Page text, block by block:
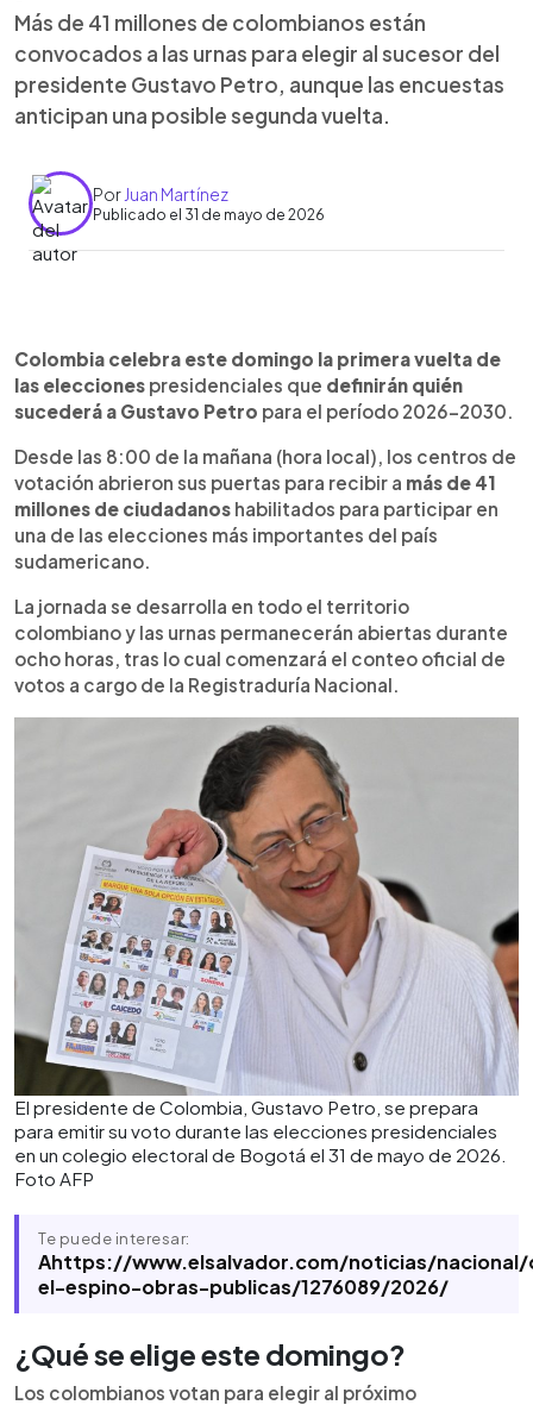
Más de 41 millones de colombianos están
convocados a las urnas para elegir al sucesor del
presidente Gustavo Petro, aunque las encuestas
anticipan una posible segunda vuelta.
Por Juan Martínez
Publicado el 31 de mayo de 2026
► Escuchar artículo
Colombia celebra este domingo la primera vuelta
de las elecciones presidenciales para elegir al
sucesor de Gustavo Petro. Más de 41 millones de
once candidatos que buscan gobernar el país
durante el período 2026-2030. Para ganar en
esta fase, un aspirante debe obtener más de la
mitad de los votos válidos; de lo contrario, habrá
una segunda vuelta el 21 de junio entre los dos
apuntan a que ningún contendiente alcanzaría la
mayoría necesaria, por lo que el país podría volver
a las urnas en las próximas semanas.
Colombia celebra este domingo la primera vuelta de
las elecciones presidenciales que definirán quién
sucederá a Gustavo Petro para el período 2026-2030.
Desde las 8:00 de la mañana (hora local), los centros de
votación abrieron sus puertas para recibir a más de 41
millones de ciudadanos habilitados para participar en
una de las elecciones más importantes del país
sudamericano.
La jornada se desarrolla en todo el territorio
colombiano y las urnas permanecerán abiertas durante
ocho horas, tras lo cual comenzará el conteo oficial de
votos a cargo de la Registraduría Nacional.
El presidente de Colombia, Gustavo Petro, se prepara
para emitir su voto durante las elecciones presidenciales
en un colegio electoral de Bogotá el 31 de mayo de 2026.
Foto AFP
Te puede interesar:
Ahttps://www.elsalvador.com/noticias/
el-espino-obras-publicas/1276089/2026/
¿Qué se elige este domingo?
Los colombianos votan para elegir al próximo